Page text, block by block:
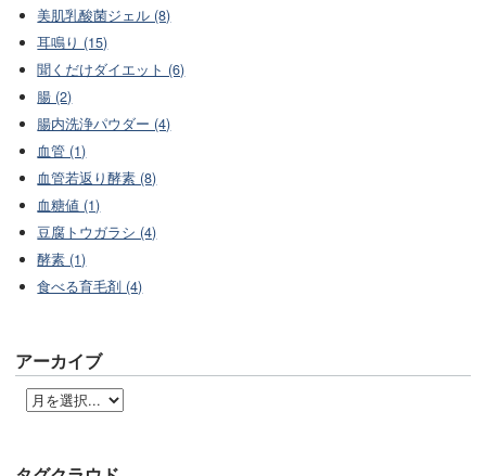
美肌乳酸菌ジェル (8)
耳鳴り (15)
聞くだけダイエット (6)
腸 (2)
腸内洗浄パウダー (4)
血管 (1)
血管若返り酵素 (8)
血糖値 (1)
豆腐トウガラシ (4)
酵素 (1)
食べる育毛剤 (4)
アーカイブ